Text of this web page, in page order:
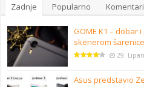
Zadnje Popularno Komentari
GOME K1 – dobar
skenerom šarenice
29.
Asus predstavio